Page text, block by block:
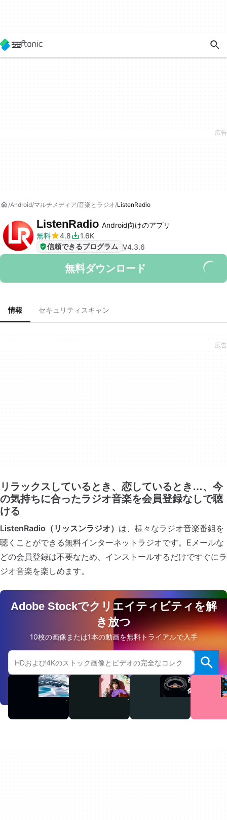
Android マルチメディア 音楽とラジオ ListenRadio
ListenRadio Android向けのアプリ
無料
4.8
1.6K
信頼できるプログラム V4.3.6
無料ダウンロード
情報 セキュリティスキャン
リラックスしているとき、恋しているとき…、今
の気持ちに合ったラジオ音楽を会員登録なしで聴
ける
ListenRadio（リッスンラジオ） は、様々なラジオ音楽番組を
聴くことができる無料インターネットラジオです。Eメールな
どの会員登録は不要なため、インストールするだけですぐにラ
ジオ音楽を楽しめます。
Adobe Stockでクリエイティビティを解
き放つ
10枚の画像または1本の動画を無料トライアルで入手
Adobe.comのウェブサイトを検索
ビ
デ
オ
オ
ー
デ
画
像